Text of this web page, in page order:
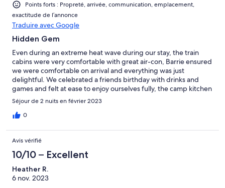
Points forts : Propreté, arrivée, communication, emplacement,
exactitude de l’annonce
Traduire avec Google
Hidden Gem
Even during an extreme heat wave during our stay, the train
cabins were very comfortable with great air-con, Barrie ensured
we were comfortable on arrival and everything was just
delightful. We celebrated a friends birthday with drinks and
games and felt at ease to enjoy ourselves fully, the camp kitchen
was great as well as sitting outside and listening to all the birds.
Plenty of hot water, tv's , CD player and all the utensils supplied.
It was a pleasure to have Barrie provide us suggestions for local
and river swim made the weekend away delightful to
remember.
Séjour de 2 nuits en février 2023
0
Avis vérifié
10/10 – Excellent
Heather R.
6 nov. 2023